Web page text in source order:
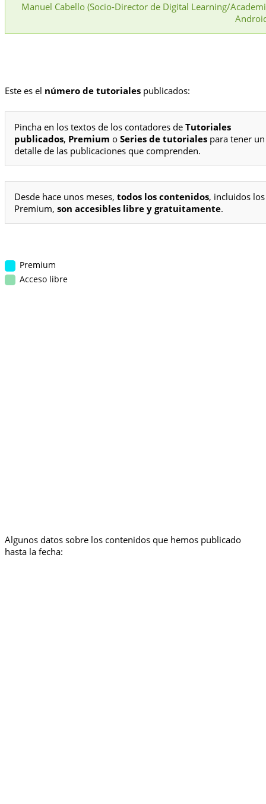
Manuel Cabello (Socio-Director de Digital Learning/
Este es el número de tutoriales publicados:
Pincha en los textos de los contadores de Tutoriales
publicados, Premium o Series de tutoriales para tener un
detalle de las publicaciones que comprenden.
Desde hace unos meses, todos los contenidos, incluidos los
Premium, son accesibles libre y gratuitamente.
Premium
Acceso libre
Algunos datos sobre los contenidos que hemos publicado
hasta la fecha: